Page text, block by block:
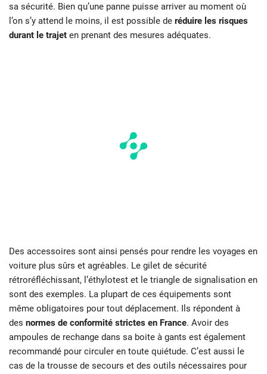
sa sécurité. Bien qu’une panne puisse arriver au moment où
l’on s’y attend le moins, il est possible de réduire les risques
durant le trajet en prenant des mesures adéquates.
Des accessoires sont ainsi pensés pour rendre les voyages en
voiture plus sûrs et agréables. Le gilet de sécurité
rétroréfléchissant, l’éthylotest et le triangle de signalisation en
sont des exemples. La plupart de ces équipements sont
même obligatoires pour tout déplacement. Ils répondent à
des normes de conformité strictes en France. Avoir des
ampoules de rechange dans sa boite à gants est également
recommandé pour circuler en toute quiétude. C’est aussi le
cas de la trousse de secours et des outils nécessaires pour